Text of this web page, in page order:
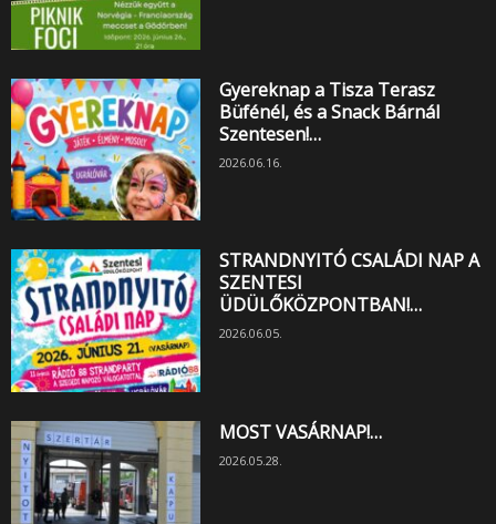
Gyereknap a Tisza Terasz
Büfénél, és a Snack Bárnál
Szentesen!…
2026.06.16.
STRANDNYITÓ CSALÁDI NAP A
SZENTESI
ÜDÜLŐKÖZPONTBAN!…
2026.06.05.
MOST VASÁRNAP!…
2026.05.28.